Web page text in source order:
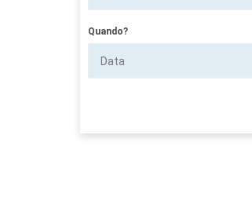
Quando?